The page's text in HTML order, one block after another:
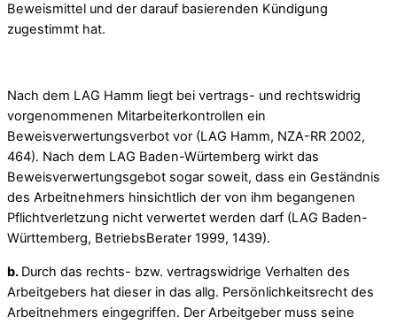
Beweismittel und der darauf basierenden Kündigung
zugestimmt hat.
Nach dem LAG Hamm liegt bei vertrags- und rechtswidrig
vorgenommenen Mitarbeiterkontrollen ein
Beweisverwertungsverbot vor (LAG Hamm, NZA-RR 2002,
464). Nach dem LAG Baden-Würtemberg wirkt das
Beweisverwertungsgebot sogar soweit, dass ein Geständnis
des Arbeitnehmers hinsichtlich der von ihm begangenen
Pflichtverletzung nicht verwertet werden darf (LAG Baden-
Württemberg, BetriebsBerater 1999, 1439).
b. Durch das rechts- bzw. vertragswidrige Verhalten des
Arbeitgebers hat dieser in das allg. Persönlichkeitsrecht des
Arbeitnehmers eingegriffen. Der Arbeitgeber muss seine